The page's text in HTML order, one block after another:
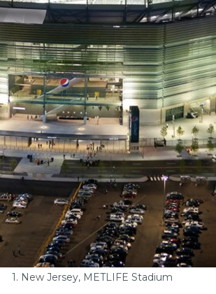
1. New Jersey, METLIFE Stadium